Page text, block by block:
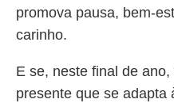
promova pausa, bem-
carinho.
E se, neste final de
presente que se adapta